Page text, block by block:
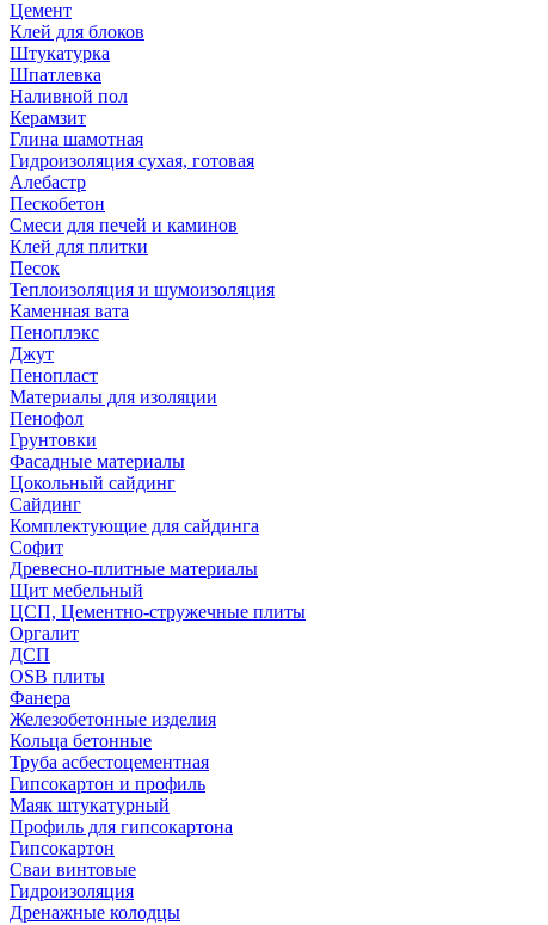
Цемент
Клей для блоков
Штукатурка
Шпатлевка
Наливной пол
Керамзит
Глина шамотная
Гидроизоляция сухая, готовая
Алебастр
Пескобетон
Смеси для печей и каминов
Клей для плитки
Песок
Теплоизоляция и шумоизоляция
Каменная вата
Пеноплэкс
Джут
Пенопласт
Материалы для изоляции
Пенофол
Грунтовки
Фасадные материалы
Цокольный сайдинг
Сайдинг
Комплектующие для сайдинга
Софит
Древесно-плитные материалы
Щит мебельный
ЦСП, Цементно-стружечные плиты
Оргалит
ДСП
OSB плиты
Фанера
Железобетонные изделия
Кольца бетонные
Труба асбестоцементная
Гипсокартон и профиль
Маяк штукатурный
Профиль для гипсокартона
Гипсокартон
Сваи винтовые
Гидроизоляция
Дренажные колодцы